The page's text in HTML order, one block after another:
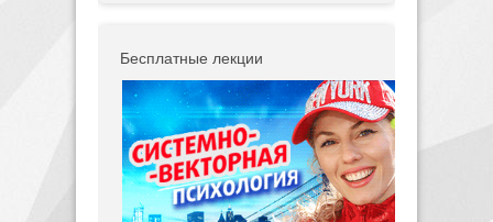
Бесплатные лекции